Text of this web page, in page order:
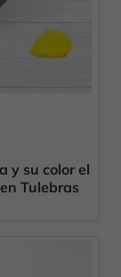
y su color el
Tulebras